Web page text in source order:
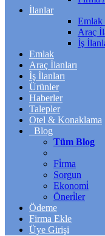
İlanlar
Emlak
Araç
İş
Emlak
Araç İlanları
İş İlanları
Ürünler
Haberler
Talepler
Otel & Konaklama
Blog
Tüm Blog
Fi̇rma
Sorgun
Ekonomi̇
Öneri̇ler
Ödeme
Firma Ekle
Üye Girişi